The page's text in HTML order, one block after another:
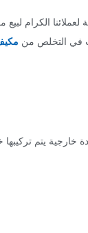
الكرام لبيع
في التخلص من
يتم تركيبها